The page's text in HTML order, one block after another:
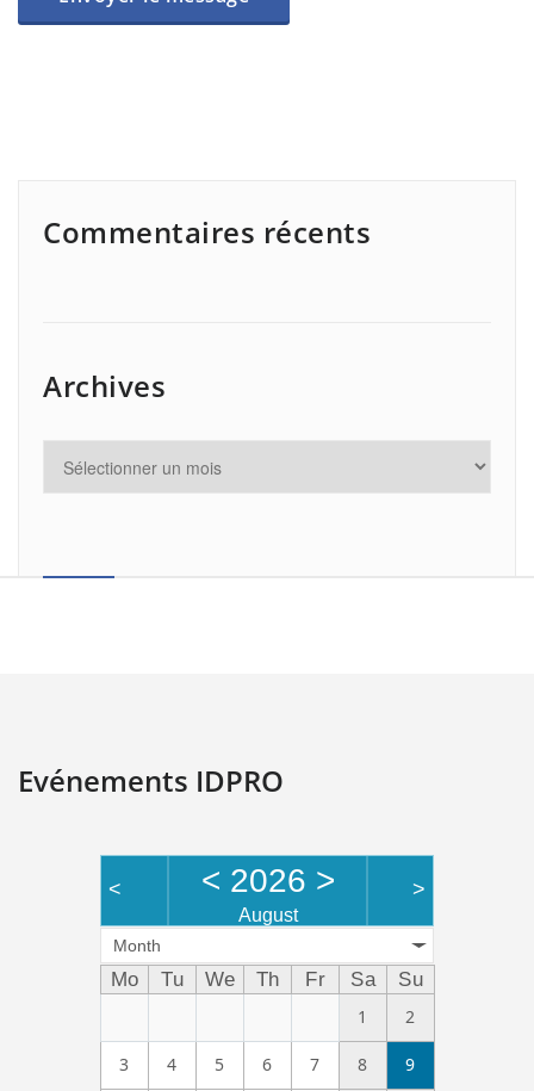
Commentaires récents
Archives
Evénements IDPRO
< < 2026 >
August
>
Month
Mo Tu We Th Fr Sa
Su
1
2
3 4 5 6 7 8 9